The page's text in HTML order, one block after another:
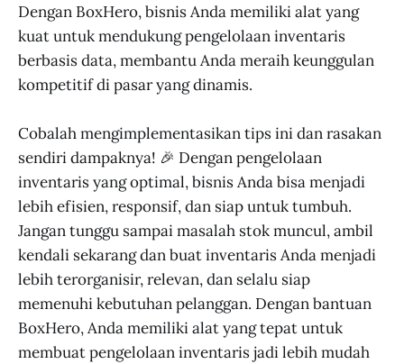
Dengan BoxHero, bisnis Anda memiliki alat yang
kuat untuk mendukung pengelolaan inventaris
berbasis data, membantu Anda meraih keunggulan
kompetitif di pasar yang dinamis.
Cobalah mengimplementasikan tips ini dan rasakan
sendiri dampaknya! 🎉 Dengan pengelolaan
inventaris yang optimal, bisnis Anda bisa menjadi
lebih efisien, responsif, dan siap untuk tumbuh.
Jangan tunggu sampai masalah stok muncul, ambil
kendali sekarang dan buat inventaris Anda menjadi
lebih terorganisir, relevan, dan selalu siap
memenuhi kebutuhan pelanggan. Dengan bantuan
BoxHero, Anda memiliki alat yang tepat untuk
membuat pengelolaan inventaris jadi lebih mudah